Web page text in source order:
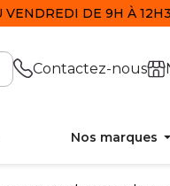
DE 9H À
Contactez-nous
Nos marques